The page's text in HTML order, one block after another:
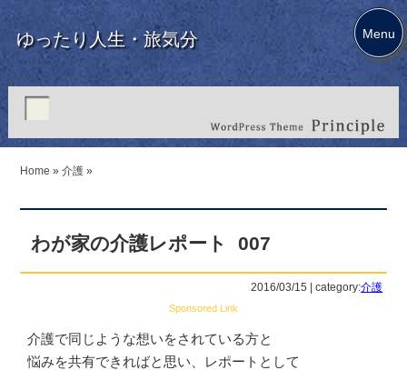
ゆったり人生・旅気分
Home » 介護 »
わが家の介護レポート 007
2016/03/15 | category:介護
Sponsored Link
介護で同じような想いをされている方と
悩みを共有できればと思い、レポートとして
Menu